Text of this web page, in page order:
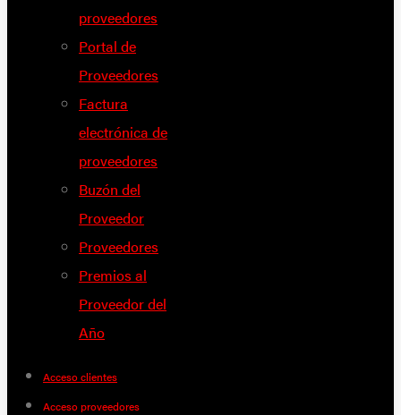
proveedores
Portal de
Proveedores
Factura
electrónica de
proveedores
Buzón del
Proveedor
Proveedores
Premios al
Proveedor del
Año
Acceso clientes
Acceso proveedores